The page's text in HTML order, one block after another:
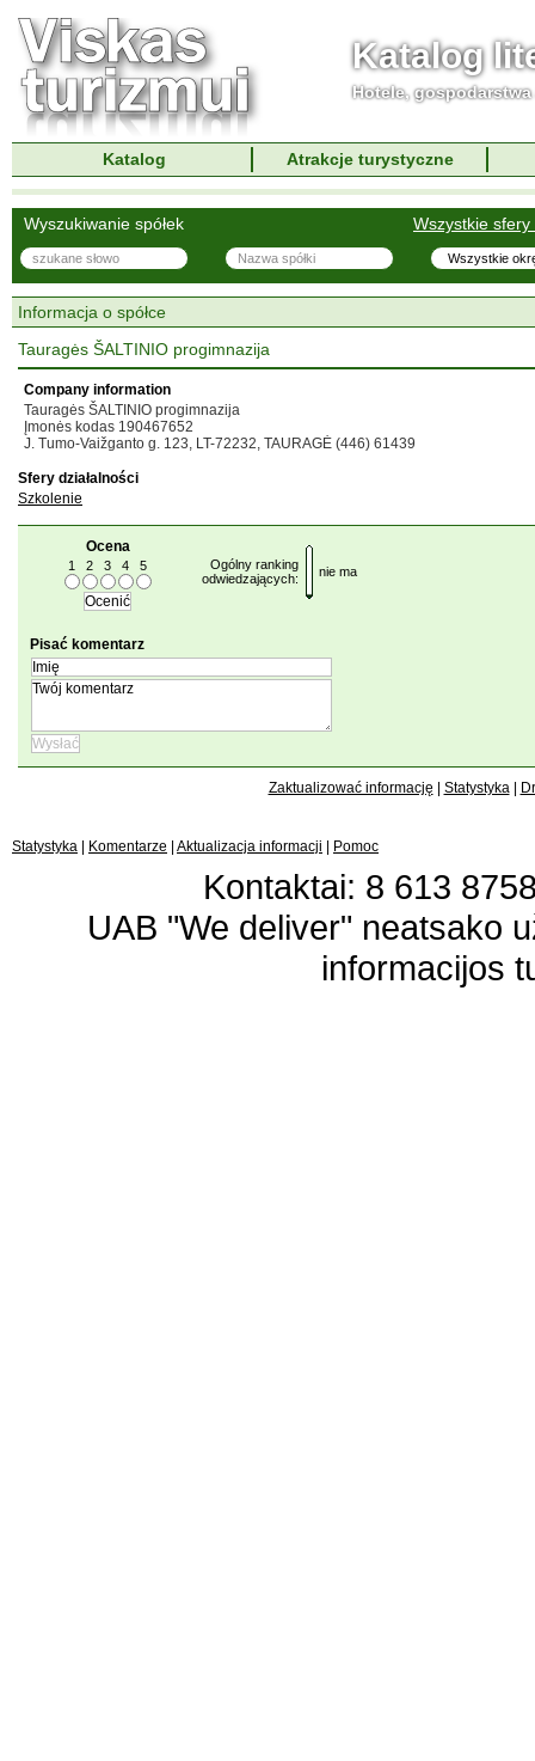
Katalog
Hotele,
Katalog Atrakcje turystyczne
Wszystkie sfery
Wyszukiwanie spółek
Informacja o spółce
Tauragės ŠALTINIO progimnazija
Company information
Tauragės ŠALTINIO progimnazija
Įmonės kodas 190467652
J. Tumo-Vaižganto g. 123, LT-72232, TAURAGĖ (446) 61439
Sfery działalności
Szkolenie
Ocena
1 2 3 4 5
Ogólny ranking
odwiedzających:
nie ma
Pisać komentarz
Zaktualizować informację Statystyka|
Statystyka Komentarze Aktualizacja informacji Pomoc
Kontaktai: 8 613
UAB "We deliver" neatsako
informacijos